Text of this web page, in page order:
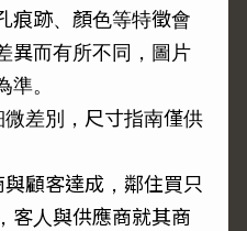
痕跡、顏色等特徵會
異而有所不同，圖片
準。
差別，尺寸指南僅供
顧客達成，鄰住買只
客人與供應商就其商